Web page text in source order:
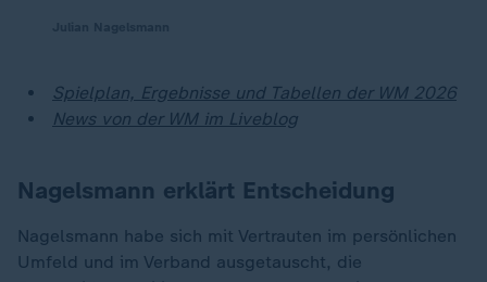
Spielplan, Ergebnisse und Tabellen der WM 2026
News von der WM im Liveblog
Nagelsmann erklärt Entscheidung
Nagelsmann habe sich mit Vertrauten im persönlichen
Umfeld und im Verband ausgetauscht, die